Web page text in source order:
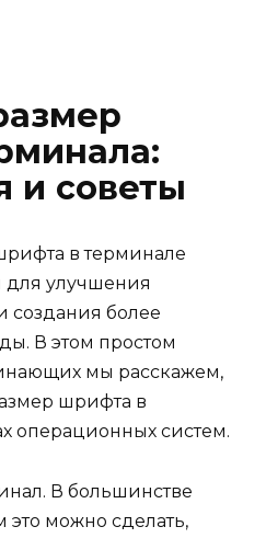
и советы
в терминале
для улучшения
создания более
В этом простом
мы расскажем,
шрифта в
операционных систем.
В большинстве
можно сделать,